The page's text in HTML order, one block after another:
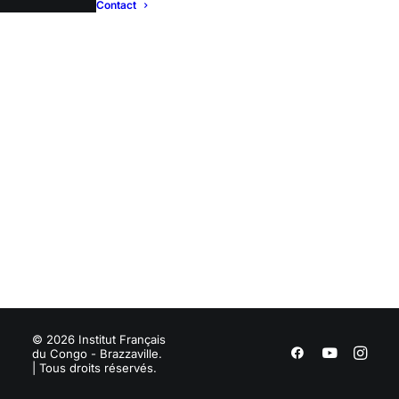
Contact
© 2026 Institut Français
du Congo - Brazzaville.
| Tous droits réservés.